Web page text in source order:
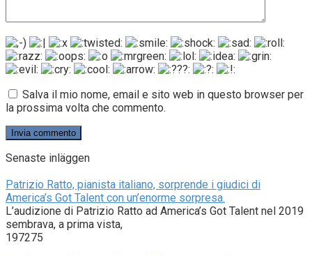
Salva il mio nome, email e sito web in questo browser per
la prossima volta che commento.
Senaste inläggen
Patrizio Ratto, pianista italiano, sorprende i giudici di
America’s Got Talent con un’enorme sorpresa.
L’audizione di Patrizio Ratto ad America’s Got Talent nel 2019
sembrava, a prima vista,
197275